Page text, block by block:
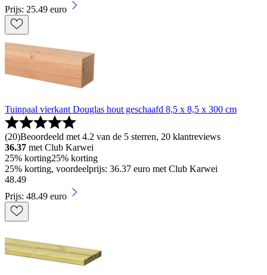
Prijs: 25.49 euro
Tuinpaal vierkant Douglas hout geschaafd 8,5 x 8,5 x 300 cm
(20)Beoordeeld met 4.2 van de 5 sterren, 20 klantreviews
36.37 met Club Karwei
25% korting25% korting
25% korting, voordeelprijs: 36.37 euro met Club Karwei
48.49
Prijs: 48.49 euro